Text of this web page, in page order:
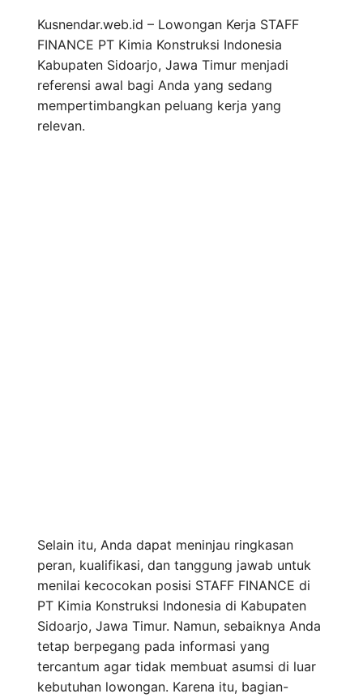
Kusnendar.web.id – Lowongan Kerja STAFF
FINANCE PT Kimia Konstruksi Indonesia
Kabupaten Sidoarjo, Jawa Timur menjadi
referensi awal bagi Anda yang sedang
mempertimbangkan peluang kerja yang
relevan.
Selain itu, Anda dapat meninjau ringkasan
peran, kualifikasi, dan tanggung jawab untuk
menilai kecocokan posisi STAFF FINANCE di
PT Kimia Konstruksi Indonesia di Kabupaten
Sidoarjo, Jawa Timur. Namun, sebaiknya Anda
tetap berpegang pada informasi yang
tercantum agar tidak membuat asumsi di luar
kebutuhan lowongan. Karena itu, bagian-